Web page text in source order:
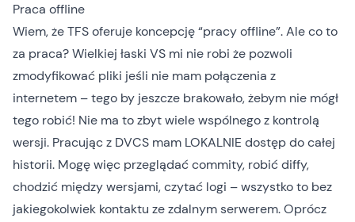
Praca offline
Wiem, że TFS oferuje koncepcję “pracy offline”. Ale co to
za praca? Wielkiej łaski VS mi nie robi że pozwoli
zmodyfikować pliki jeśli nie mam połączenia z
internetem – tego by jeszcze brakowało, żebym nie mógł
tego robić! Nie ma to zbyt wiele wspólnego z kontrolą
wersji. Pracując z DVCS mam LOKALNIE dostęp do całej
historii. Mogę więc przeglądać commity, robić diffy,
chodzić między wersjami, czytać logi – wszystko to bez
jakiegokolwiek kontaktu ze zdalnym serwerem. Oprócz